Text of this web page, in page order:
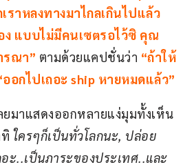
าหลงทางมาไกลเกินไปแล้ว
ง แบบไม่มีคนเซตรอไว้ซิ คุณ
รณา” ตามด้วยแคปชั่นว่า “ถ้าให้
อกไปเถอะ ship หายหมดแล้ว”
มาแสดงออกหลายแง่มุมทั้งเห็น
ใครๆก็เป็นทั่วโลกนะ, ปล่อย
ะ..เป็นภาระของประเทศ..และ